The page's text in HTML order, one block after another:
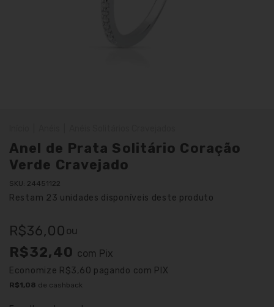
Anel de Prata Solitário Coração
Verde Cravejado
SKU: 24451122
Restam 23 unidades disponíveis deste produto
R$36,00 ou
R$32,40 com Pix
Economize R$3,60 pagando com PIX
R$1,08 de cashback